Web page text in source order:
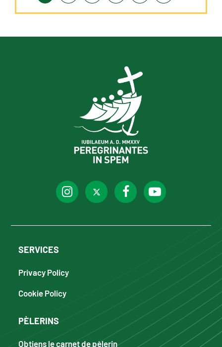
SERVICES
Privacy Policy
Cookie Policy
PÈLERINS
Obtiens le carnet de pèlerin